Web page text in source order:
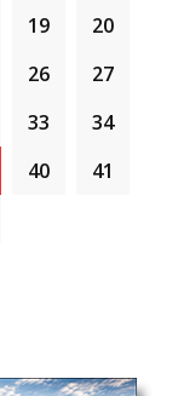
19
20
26
27
33
34
40
41